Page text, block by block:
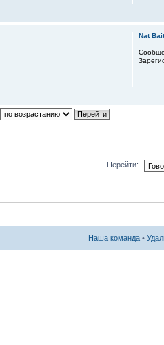
Nat Bait
Перейти:
Наша команда •